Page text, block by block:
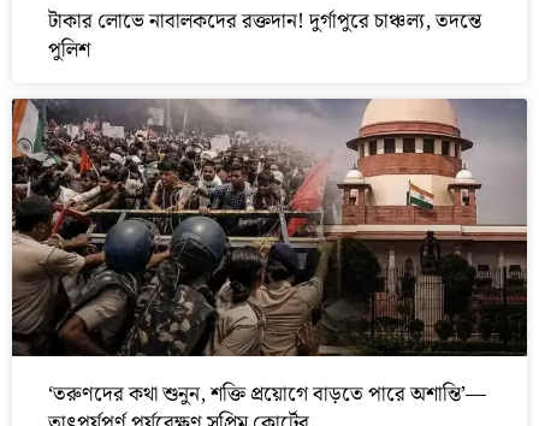
টাকার লোভে নাবালকদের রক্তদান! দুর্গাপুরে চাঞ্চল্য, তদন্তে
পুলিশ
‘তরুণদের কথা শুনুন, শক্তি প্রয়োগে বাড়তে পারে অশান্তি’—